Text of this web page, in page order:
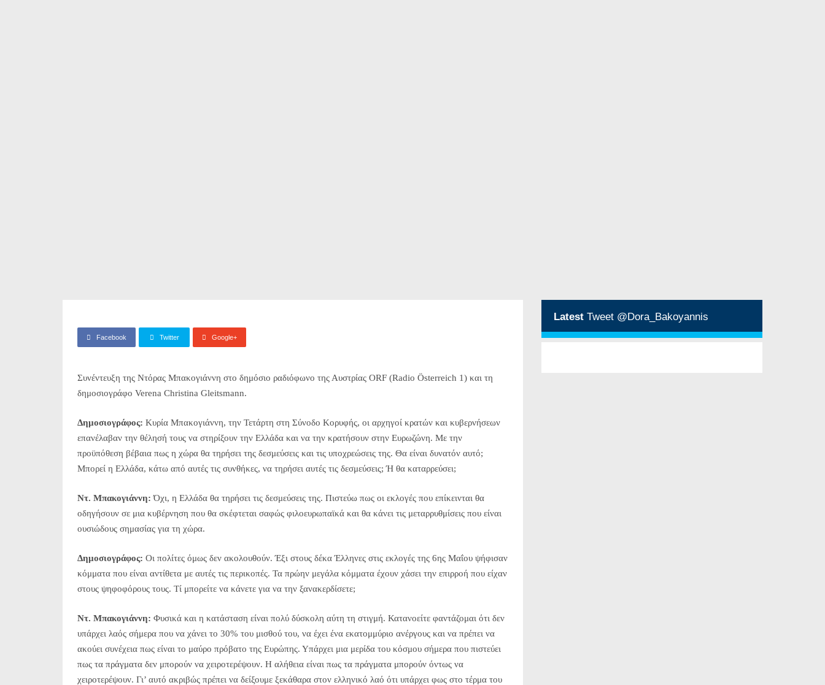
Facebook Twitter Google+
Συνέντευξη της Ντόρας Μπακογιάννη στο δημόσιο ραδιόφωνο της Αυστρίας ORF (Radio Österreich 1) και τη
δημοσιογράφο Verena Christina Gleitsmann.
Δημοσιογράφος: Κυρία Μπακογιάννη, την Τετάρτη στη Σύνοδο Κορυφής, οι αρχηγοί κρατών και κυβερνήσεων
επανέλαβαν την θέλησή τους να στηρίξουν την Ελλάδα και να την κρατήσουν στην Ευρωζώνη. Με την
προϋπόθεση βέβαια πως η χώρα θα τηρήσει της δεσμεύσεις και τις υποχρεώσεις της. Θα είναι δυνατόν αυτό;
Μπορεί η Ελλάδα, κάτω από αυτές τις συνθήκες, να τηρήσει αυτές τις δεσμεύσεις; Ή θα καταρρεύσει;
Ντ. Μπακογιάννη: Όχι, η Ελλάδα θα τηρήσει τις δεσμεύσεις της. Πιστεύω πως οι εκλογές που επίκεινται θα
οδηγήσουν σε μια κυβέρνηση που θα σκέφτεται σαφώς φιλοευρωπαϊκά και θα κάνει τις μεταρρυθμίσεις που είναι
ουσιώδους σημασίας για τη χώρα.
Δημοσιογράφος: Οι πολίτες όμως δεν ακολουθούν. Έξι στους δέκα Έλληνες στις εκλογές της 6ης Μαΐου ψήφισαν
κόμματα που είναι αντίθετα με αυτές τις περικοπές. Τα πρώην μεγάλα κόμματα έχουν χάσει την επιρροή που είχαν
στους ψηφοφόρους τους. Τί μπορείτε να κάνετε για να την ξανακερδίσετε;
Ντ. Μπακογιάννη: Φυσικά και η κατάσταση είναι πολύ δύσκολη αύτη τη στιγμή. Κατανοείτε φαντάζομαι ότι δεν
υπάρχει λαός σήμερα που να χάνει το 30% του μισθού του, να έχει ένα εκατομμύριο ανέργους και να πρέπει να
ακούει συνέχεια πως είναι το μαύρο πρόβατο της Ευρώπης. Υπάρχει μια μερίδα του κόσμου σήμερα που πιστεύει
πως τα πράγματα δεν μπορούν να χειροτερέψουν. Η αλήθεια είναι πως τα πράγματα μπορούν όντως να
χειροτερέψουν. Γι’ αυτό ακριβώς πρέπει να δείξουμε ξεκάθαρα στον ελληνικό λαό ότι υπάρχει φως στο τέρμα του
Latest Tweet @Dora_Bakoyannis